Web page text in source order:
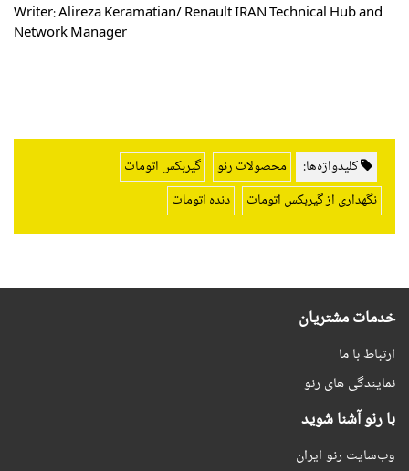
Writer: Alireza Keramatian/ Renault IRAN Technical Hub and
Network Manager
کلیدواژه‌ها: محصولات رنو
گیربکس اتومات
نگهداری از گیربکس اتومات
دنده اتومات
خدمات مشتریان
ارتباط با ما
نمایندگی های رنو
با رنو آشنا شوید
وب‌سایت رنو ایران